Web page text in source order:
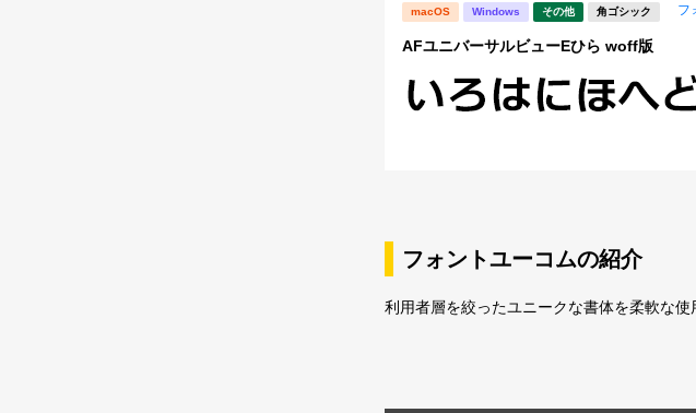
macOS Windows その他 角ゴシック フ
AFユニバーサルビューEひら woff版
フォントユーコムの紹介
利用者層を絞ったユニークな書体を柔軟な